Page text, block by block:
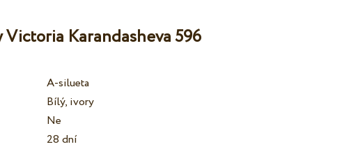
Victoria Karandasheva 596
A-silueta
Bílý, ivory
Ne
28 dní